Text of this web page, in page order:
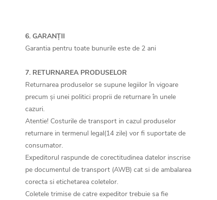
6. GARANȚII
Garantia pentru toate bunurile este de 2 ani
7. RETURNAREA PRODUSELOR
Returnarea produselor se supune legiilor în vigoare
precum și unei politici proprii de returnare în unele
cazuri.
Atentie! Costurile de transport in cazul produselor
returnare in termenul legal(14 zile) vor fi suportate de
consumator.
Expeditorul raspunde de corectitudinea datelor inscrise
pe documentul de transport (AWB) cat si de ambalarea
corecta si etichetarea coletelor.
Coletele trimise de catre expeditor trebuie sa fie